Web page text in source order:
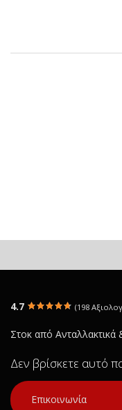
4.7 (198
Στοκ από
Δεν βρίσκετε αυτό
Επικοινωνία